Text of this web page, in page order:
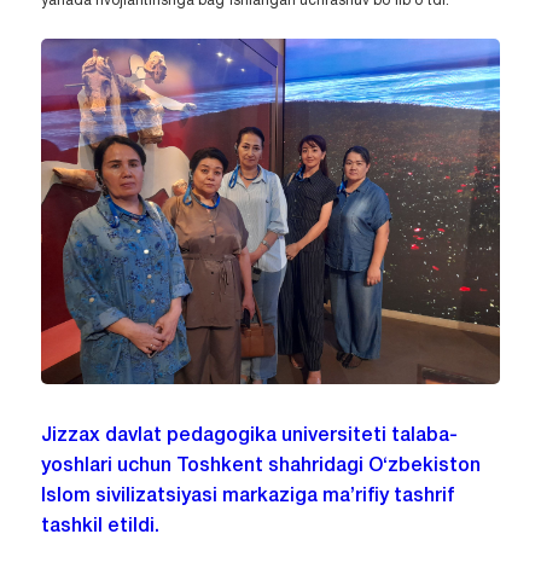
Jizzax davlat pedagogika universiteti talaba-
yoshlari uchun Toshkent shahridagi O‘zbekiston
Islom sivilizatsiyasi markaziga ma’rifiy tashrif
tashkil etildi.